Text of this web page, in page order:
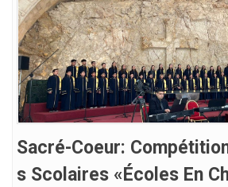
Sacré-Coeur:
S Scolaires «Écoles En